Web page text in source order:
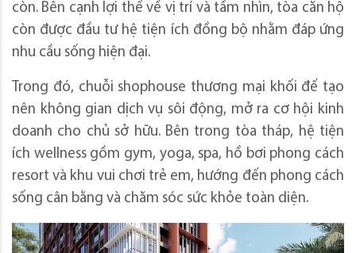
còn. Bên cạnh lợi thế về vị trí và tầm nhìn, tòa căn hộ
còn được đầu tư hệ tiện ích đồng bộ nhằm đáp ứng
nhu cầu sống hiện đại.
Trong đó, chuỗi shophouse thương mại khối đế tạo
nên không gian dịch vụ sôi động, mở ra cơ hội kinh
doanh cho chủ sở hữu. Bên trong tòa tháp, hệ tiện
ích wellness gồm gym, yoga, spa, hồ bơi phong cách
resort và khu vui chơi trẻ em, hướng đến phong cách
sống cân bằng và chăm sóc sức khỏe toàn diện.